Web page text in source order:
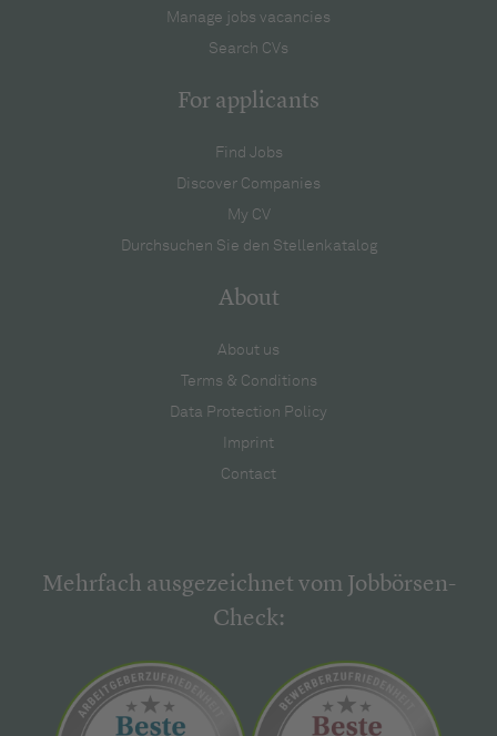
Manage jobs vacancies
Search CVs
For applicants
Find Jobs
Discover Companies
My CV
Durchsuchen Sie den Stellenkatalog
About
About us
Terms & Conditions
Data Protection Policy
Imprint
Contact
Mehrfach ausgezeichnet vom Jobbörsen-
Check: